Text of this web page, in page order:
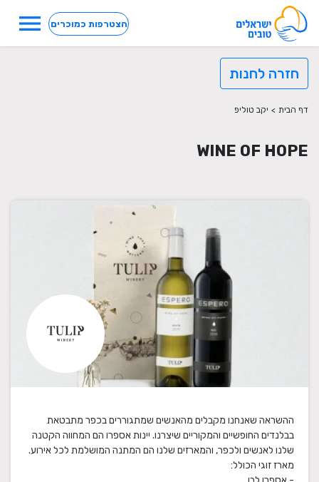
הצטרפות כמוכרים menu
חזרה לחנות
דף הבית > יקב טוליפ
WINE OF HOPE
ההשראה שאנחנו מקבלים מהאנשים שמתגוררים בכפר מתבטאת
בבלנדים החופשיים והמקוריים שיצרנו. יינות אספרו הם המחווה הקטנה